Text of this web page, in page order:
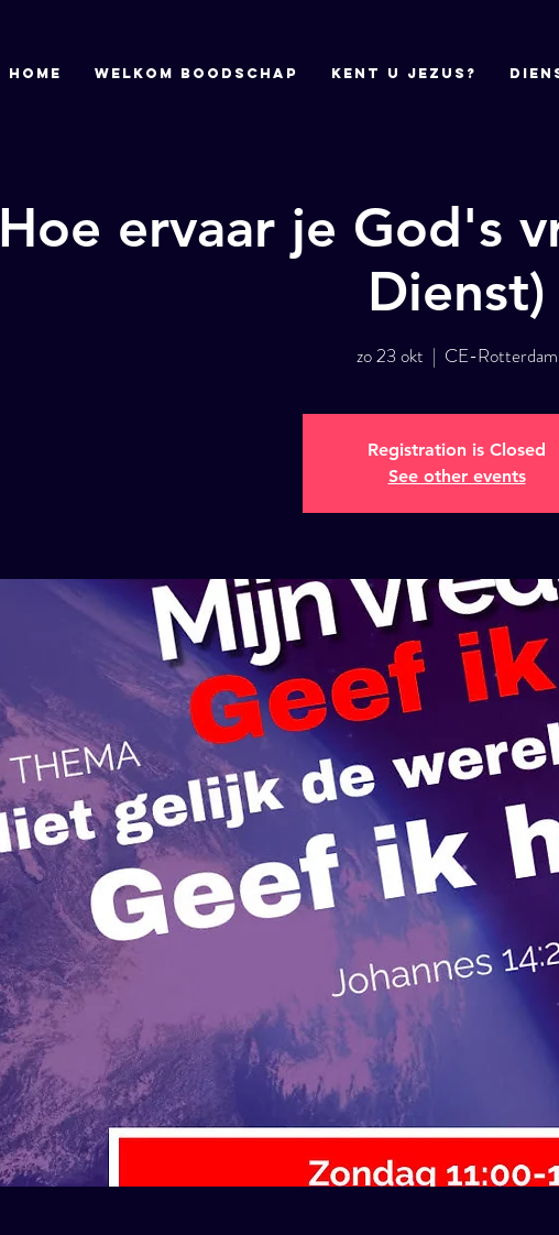
HOME Welkom boodschap Kent u Jezus?
Hoe ervaar je God's
Dienst)
zo 23 okt
  |
CE-Rotterdam
Registration is Closed
See other events